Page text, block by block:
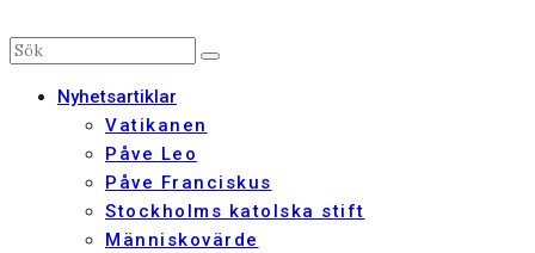
Nyhetsartiklar
Vatikanen
Påve Leo
Påve Franciskus
Stockholms katolska stift
Människovärde